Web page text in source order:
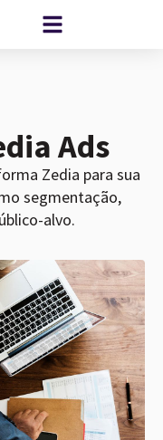
Ads
Zedia para sua
segmentação,
alvo.